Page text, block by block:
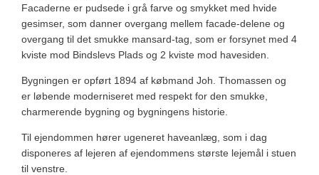
Facaderne er pudsede i grå farve og smykket med hvide
gesimser, som danner overgang mellem facade-delene og
overgang til det smukke mansard-tag, som er forsynet med 4
kviste mod Bindslevs Plads og 2 kviste mod havesiden.
Bygningen er opført 1894 af købmand Joh. Thomassen og
er løbende moderniseret med respekt for den smukke,
charmerende bygning og bygningens historie.
Til ejendommen hører ugeneret haveanlæg, som i dag
disponeres af lejeren af ejendommens største lejemål i stuen
til venstre.